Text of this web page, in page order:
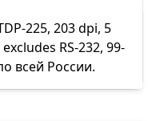
225, 203 dpi, 5
RS-232, 99-
всей России.